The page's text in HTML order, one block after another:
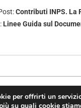
Contributi INPS. La
Linee Guida sul
per offrirti un
su quali cookie